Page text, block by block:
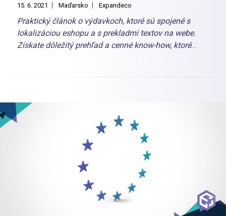
15. 6. 2021 Maďarsko Expandeco
Praktický článok o výdavkoch, ktoré sú spojené s
lokalizáciou eshopu a s prekladmi textov na webe.
Získate dôležitý prehľad a cenné know-how, ktoré